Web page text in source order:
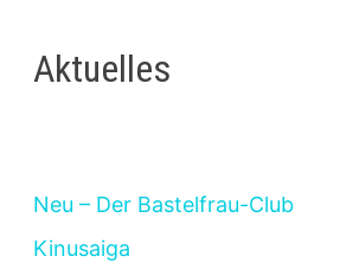
Aktuelles
Neu – Der Bastelfrau-Club
Kinusaiga